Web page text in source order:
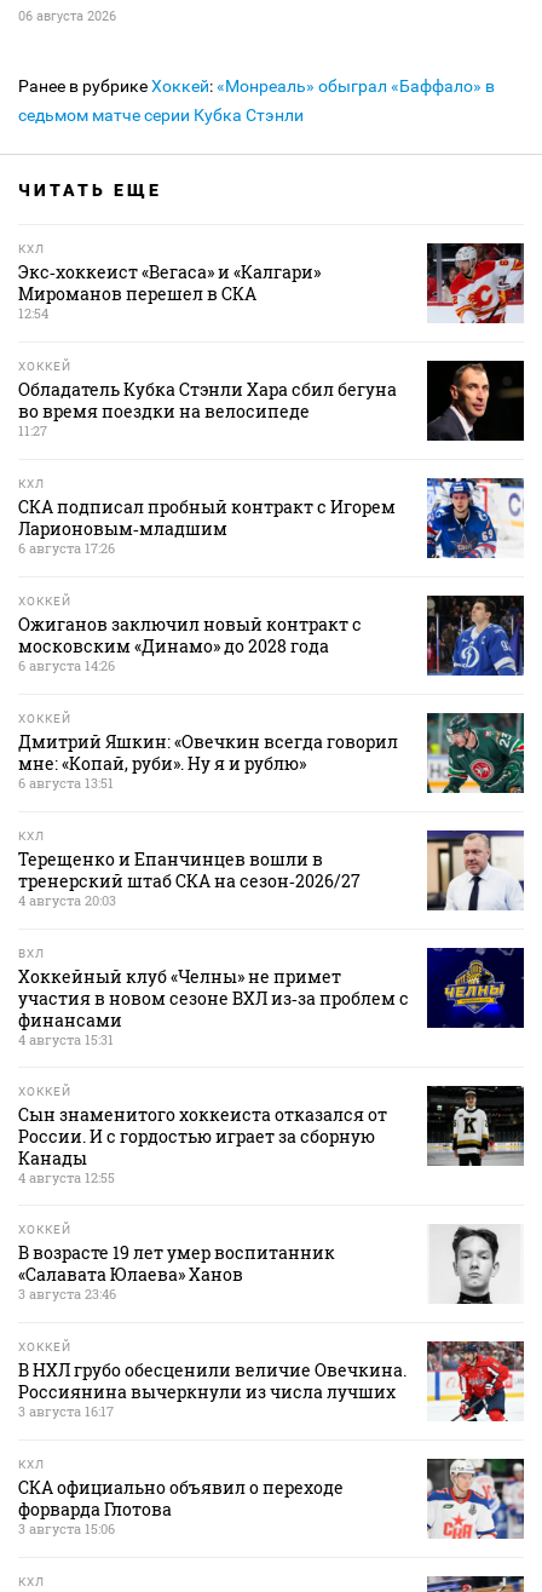
06 августа 2026
Ранее в рубрикеХоккей:«Монреаль» обыграл «Баффало» в
седьмом матче серии Кубка Стэнли
ЧИТАТЬ ЕЩЕ
КХЛ
Экс‑хоккеист «Вегаса» и «Калгари»
Мироманов перешел в СКА
12:54
ХОККЕЙ
Обладатель Кубка Стэнли Хара сбил бегуна
во время поездки на велосипеде
11:27
КХЛ
СКА подписал пробный контракт с Игорем
Ларионовым‑младшим
6 августа 17:26
ХОККЕЙ
Ожиганов заключил новый контракт с
московским «Динамо» до 2028 года
6 августа 14:26
ХОККЕЙ
Дмитрий Яшкин: «Овечкин всегда говорил
мне: «Копай, руби». Ну я и рублю»
6 августа 13:51
КХЛ
Терещенко и Епанчинцев вошли в
тренерский штаб СКА на сезон‑2026/27
4 августа 20:03
ВХЛ
Хоккейный клуб «Челны» не примет
участия в новом сезоне ВХЛ из‑за проблем с
финансами
4 августа 15:31
ХОККЕЙ
Сын знаменитого хоккеиста отказался от
России. И с гордостью играет за сборную
Канады
4 августа 12:55
ХОККЕЙ
В возрасте 19 лет умер воспитанник
«Салавата Юлаева» Ханов
3 августа 23:46
ХОККЕЙ
В НХЛ грубо обесценили величие Овечкина.
Россиянина вычеркнули из числа лучших
3 августа 16:17
КХЛ
СКА официально объявил о переходе
форварда Глотова
3 августа 15:06
КХЛ